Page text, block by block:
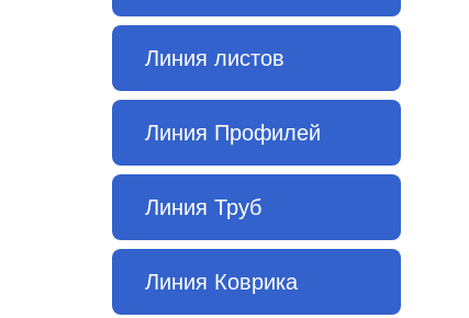
Линия листов
Линия Профилей
Линия Труб
Линия Коврика